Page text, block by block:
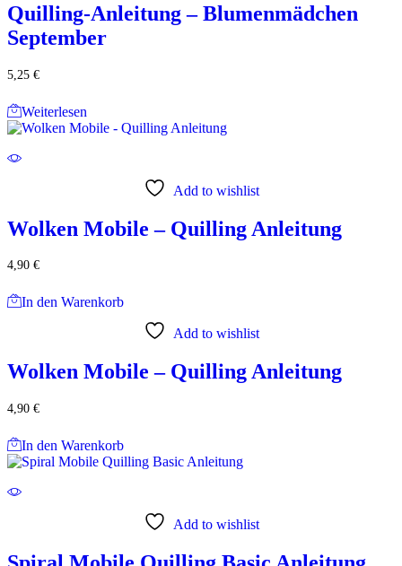
Quilling-Anleitung – Blumenmädchen
September
5,25 €
Weiterlesen
Add to wishlist
Wolken Mobile – Quilling Anleitung
4,90 €
In den Warenkorb
Add to wishlist
Wolken Mobile – Quilling Anleitung
4,90 €
In den Warenkorb
Add to wishlist